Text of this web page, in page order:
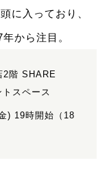
に入っており、
から注目。
2階 SHARE
スペース
) 19時開始（18